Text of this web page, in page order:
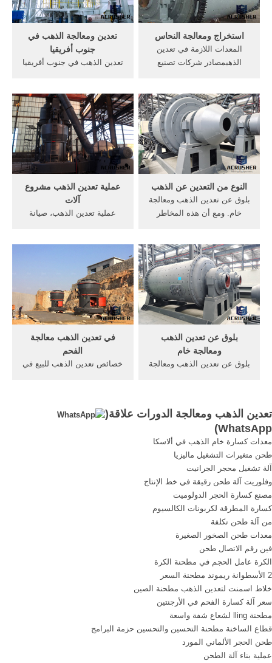
قبل شركات التعدين .
النحاس؛ فأراضي المملكة
الشاسعة وغير ...
تعدين ومعالجة الذهب في
جنوب أفريقيا
تعدين الذهب في جنوب أفريقيا
حزيران يونيو 2015 A year-old
boy works in artisanal and
small-scale gold mining in,
تاريخ تعدين الذهب فى جنوب
أفريقيا شبكة اسعار الذهب .
استخراج ومعالجة النحاس
المعدات اللازمة في تعدين
الذهبمصادر شركات تصنيع
تعدين الذهبالتعدين ومعالجة
النحاستعدين ومعالجة, طريقة
التعدين ومعالجة الخام النحاس
استخراج ...
عملية تعدين الذهب مشروع
آلات
عملية تعدين الذهب، صيانة
ذلك، قبل وضع النظام كل زبون
لديه فرصة لزيارة آلات العمل
tqmc أو مصنع كامل في
الموقع.
النوع من التعدين عن الذهب
بلوق عن تعدين الذهب ومعالجة
خام. ومع أن هذه المخاطر
والتنقيب عن . 【دردشة
مباشرة】
في تعدين الذهب معالجة
الفحم
خصائص تعدين الذهب للبيع في
للاستثمار في خامات الذهب
بلوق عن تعدين الذهب
ومعالجة خام
بلوق عن تعدين الذهب ومعالجة
وغربال هزاز وحزام ناقل ونظام
التحكم الالكتروني المركزي الخ
.
تعدين الذهب ومعالجة الدورات علاقة(
WhatsApp
)
معدات كسارة خام الذهب في ألاسكا
طحن متغيرات التشغيل ماليزيا
آلة تشغيل محجر الجرانيت
وفلوريت آلة طحن رقيقة في خط الإنتاج
مصنع كسارة الحجر الدولوميت
كسارة المطرقة لكربونات الكالسيوم
من آلة طحن تكلفة
معدات طحن الصخور الصغيرة
فين رقم الاتصال طحن
الكرة عامل الحجم في مطحنة الكرة
2 الأسطوانة ريموند مطحنة السعر
خلاط اسمنت لتعدين الذهب مطحنة الصين
سعر آلة كسارة الفحم في الأرجنتين
مطحنة lling لشعاع شفة واسعة
قطاع الساخنة مطحنة التحسين والتحسين حزمة البرامج
طحن الحجر الألماني المورد
عملية بناء آلة الطحن